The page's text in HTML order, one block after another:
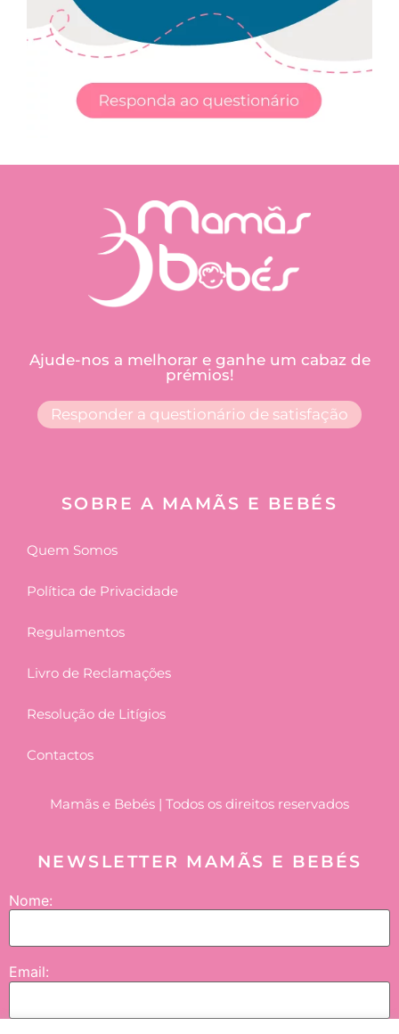
Ajude-nos a melhorar e ganhe um cabaz de
prémios!
Responder a questionário de satisfação
SOBRE A MAMÃS E BEBÉS
Quem Somos
Política de Privacidade
Regulamentos
Livro de Reclamações
Resolução de Litígios
Contactos
Mamãs e Bebés | Todos os direitos reservados
NEWSLETTER MAMÃS E BEBÉS
Nome:
Email: